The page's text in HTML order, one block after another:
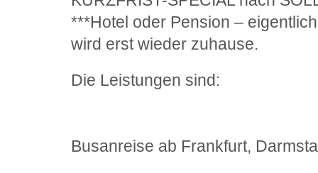
***Hotel oder Pension –
wird erst wieder zuhause.
Die Leistungen sind:
Busanreise ab Frankfurt,